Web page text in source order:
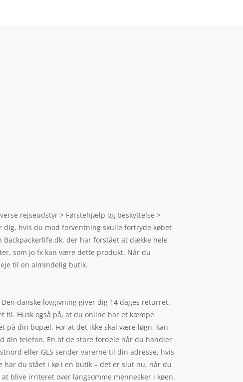
rejseudstyr > Førstehjælp og beskyttelse >
dig, hvis du mod forventning skulle fortryde købet
der har forstået at dække hele
som jo fx kan være dette produkt. Når du
til en almindelig butik.
danske lovgivning giver dig 14 dages returret.
til. Husk også på, at du online har et kæmpe
din bopæl. For at det ikke skal være løgn, kan
din telefon. En af de store fordele når du handler
eller GLS sender varerne til din adresse, hvis
du stået i kø i en butik – det er slut nu, når du
blive irriteret over langsomme mennesker i køen.